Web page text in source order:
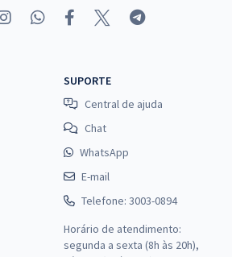
SUPORTE
Central de ajuda
Chat
WhatsApp
E-mail
Telefone: 3003-0894
Horário de atendimento:
segunda a sexta (8h às 20h),